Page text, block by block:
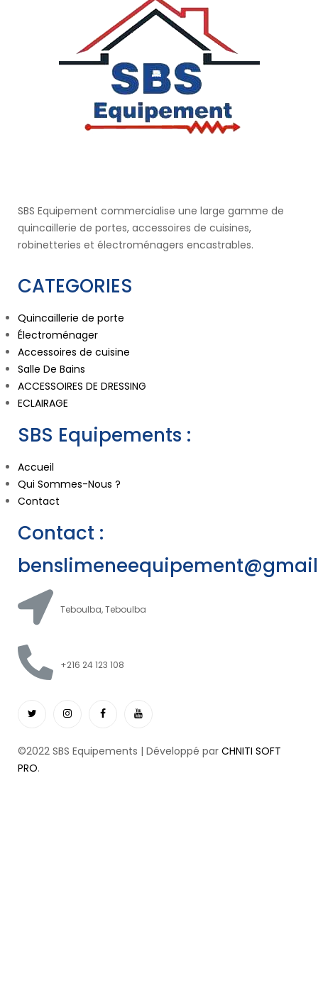
SBS Equipement commercialise une large gamme de
quincaillerie de portes, accessoires de cuisines,
robinetteries et électroménagers encastrables.
CATEGORIES
Quincaillerie de porte
Électroménager
Accessoires de cuisine
Salle De Bains
ACCESSOIRES DE DRESSING
ECLAIRAGE
SBS Equipements :
Accueil
Qui Sommes-Nous ?
Contact
Contact :
Teboulba, Teboulba
+216 24 123 108
©2022 SBS Equipements | Développé par CHNITI SOFT
PRO.